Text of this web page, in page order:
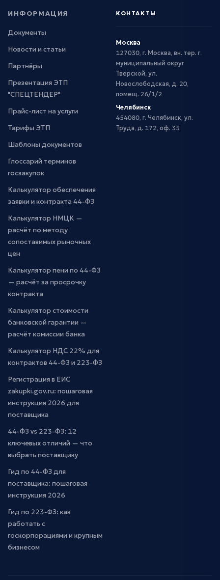
ИНФОРМАЦИЯ
Документы
Новости и статьи
Партнёры
Презентация ЭТП
"СПЕЦТЕНДЕР"
Прайс-лист на услуги
Тарифы ЭТП
Шаблоны документов
Глоссарий терминов
госзакупок
Калькулятор обеспечения
заявки и контракта 44-ФЗ
Калькулятор НМЦК —
расчёт по методу
сопоставимых рыночных
цен
Калькулятор пени по 44-ФЗ
— расчёт за просрочку
контракта
Калькулятор стоимости
банковской гарантии —
расчёт комиссии банка
Калькулятор НДС 22% для
контрактов 44-ФЗ и 223-ФЗ
Регистрация в ЕИС
zakupki.gov.ru: пошаговая
инструкция 2026 для
поставщика
44-ФЗ vs 223-ФЗ: 12
ключевых отличий — что
выбрать поставщику
Гид по 44-ФЗ для
поставщика: пошаговая
инструкция 2026
Гид по 223-ФЗ: как
работать с
госкорпорациями и крупным
бизнесом
КОНТАКТЫ
Москва
127030, г. Москва, вн. тер. г.
муниципальный округ
Тверской, ул.
Новослободская, д. 20,
помещ. 26/1/2
Челябинск
454080, г. Челябинск, ул.
Труда, д. 172, оф. 35